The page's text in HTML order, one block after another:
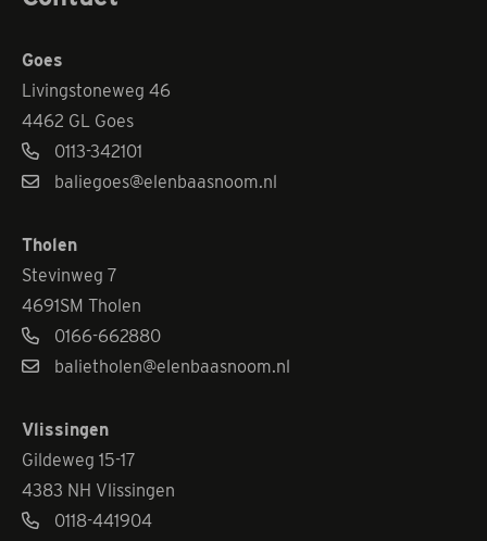
Goes
Livingstoneweg 46
4462 GL Goes
0113-342101
baliegoes@elenbaasnoom.nl
Tholen
Stevinweg 7
4691SM Tholen
0166-662880
balietholen@elenbaasnoom.nl
Vlissingen
Gildeweg 15-17
4383 NH Vlissingen
0118-441904